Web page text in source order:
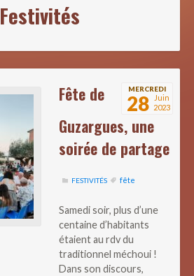
Festivités
MERCREDI
28
Juin
2023
Fête de
Guzargues, une
soirée de partage
FESTIVITÉS fête
Samedi soir, plus d’une
centaine d’habitants
étaient au rdv du
traditionnel méchoui !
Dans son discours,